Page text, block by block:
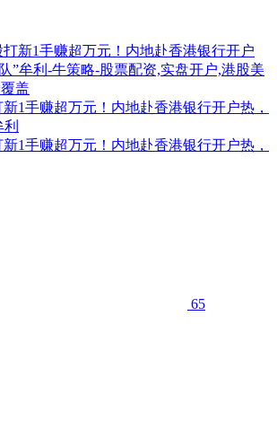
1手赚超万元！内地赴香港银行开户热，
1手赚超万元！内地赴香港银行开户热，
65